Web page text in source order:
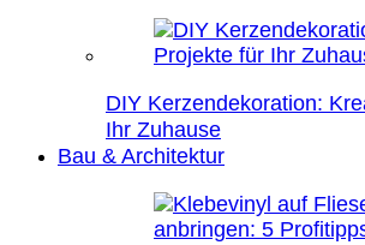
DIY Kerzendekoration:
Ihr Zuhause
Bau & Architektur